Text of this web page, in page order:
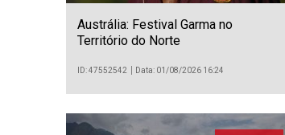
Austrália: Festival Garma no
Território do Norte
ID: 47552542 Data: 01/08/2026 16:24